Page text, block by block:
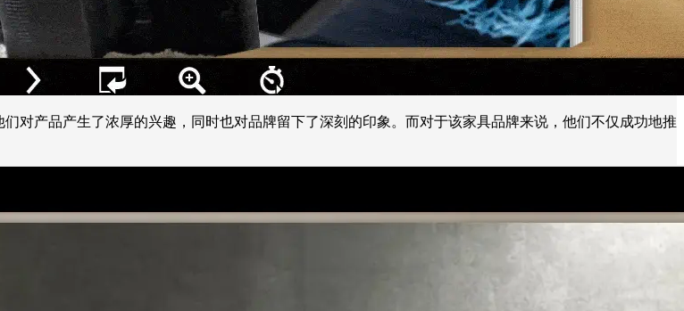
对产品产生了浓厚的兴趣，同时也对品牌留下了深刻的印象。而对于该家具品牌来说，他们不仅成功地推